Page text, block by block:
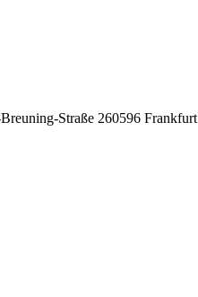
Straße 260596 Frankfurt